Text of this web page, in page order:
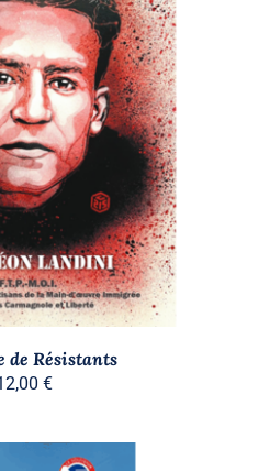
AU PANIER
/
de Résistants
€